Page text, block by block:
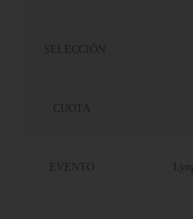
SELECCIÓN
CUOTA
EVENTO